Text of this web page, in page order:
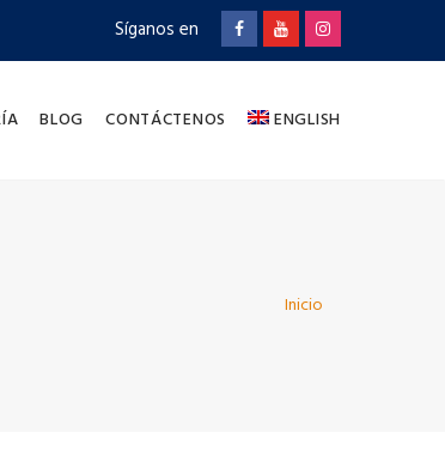
Síganos en
BLOG CONTÁCTENOS ENGLISH
Inicio